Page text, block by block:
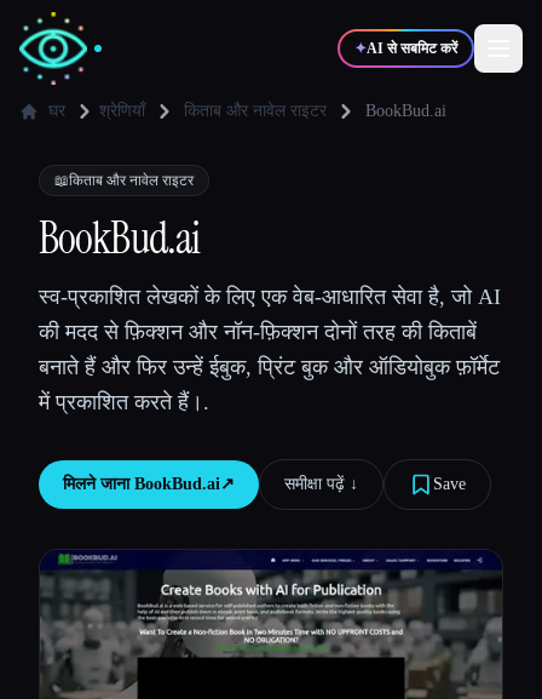
✦AI से सबमिट करें
✍️लेखक
💻
🎓 विद्यार्थी 🎬 क्रिएटर्स
ब्लॉग
सभी श्रेणियाँ
हमारे बारे में
घर श्रेणियाँ किताब और नावेल राइटर BookBud.ai
📖किताब और नावेल राइटर
BookBud.ai
स्व-प्रकाशित लेखकों के लिए एक वेब-आधारित सेवा है, जो AI
की मदद से फ़िक्शन और नॉन-फ़िक्शन दोनों तरह की किताबें
बनाते हैं और फिर उन्हें ईबुक, प्रिंट बुक और ऑडियोबुक फ़ॉर्मेट
में प्रकाशित करते हैं।.
मिलने जाना BookBud.ai↗︎ समीक्षा पढ़ें ↓︎ Save